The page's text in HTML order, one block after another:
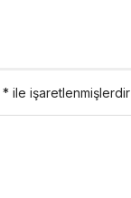
* ile işaretlenmişlerdir